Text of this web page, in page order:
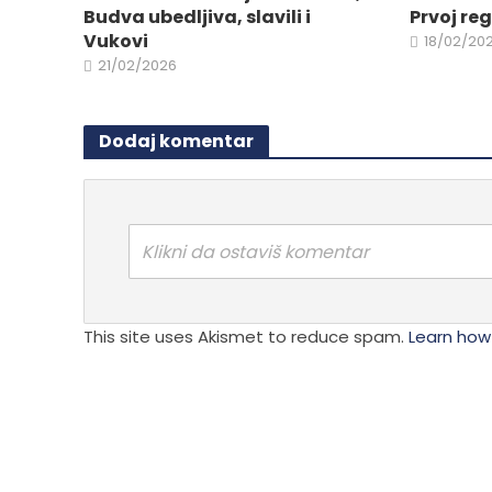
Budva ubedljiva, slavili i
Vukovi
21/02/2026
Prvoj
18/02/
Dodaj komentar
Klikni da ostaviš komentar
This site uses Akismet to reduce spam. Learn